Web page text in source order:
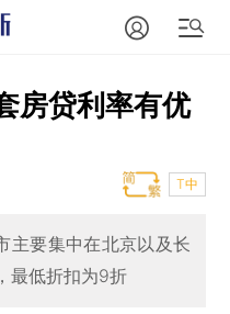
房贷利率有优
T中
主要集中在北京以及长
最低折扣为9折